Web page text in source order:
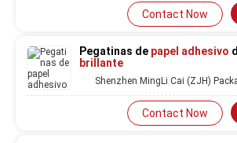
Contact Now
Pegatinas de papel adhesivo
brillante
Shenzhen MingLi Cai (ZJH)
Contact Now